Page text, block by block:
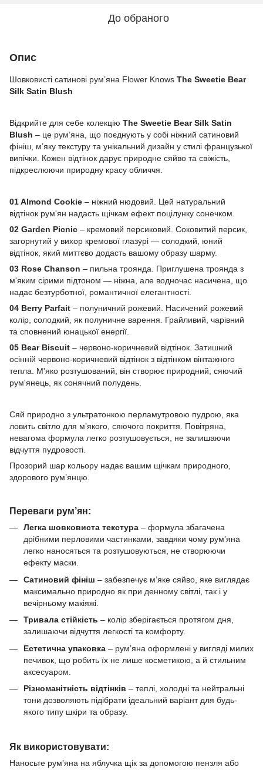
До обраного
Опис
Шовковисті сатинові рум’яна Flower Knows The Sweetie Bear
Silk Satin Blush
Відкрийте для себе колекцію The Sweetie Bear Silk Satin
Blush – це рум’яна, що поєднують у собі ніжний сатиновий
фініш, м’яку текстуру та унікальний дизайн у стилі французької
випічки. Кожен відтінок дарує природне сяйво та свіжість,
підкреслюючи природну красу обличчя.
01 Almond Cookie – ніжний нюдовий. Цей натуральний
відтінок рум'ян надасть щічкам ефект поцілунку сонечком.
02 Garden Picnic – кремовий персиковий. Соковитий персик,
загорнутий у вихор кремової глазурі — солодкий, юний
відтінок, який миттєво додасть вашому образу шарму.
03 Rose Chanson – пильна троянда. Приглушена троянда з
м'яким сірими підтоном — ніжна, але водночас насичена, що
надає безтурботної, романтичної елегантності.
04 Berry Parfait – полуничний рожевий. Насичений рожевий
колір, солодкий, як полуничне варення. Грайливий, чарівний
та сповнений юнацької енергії.
05 Bear Biscuit – червоно-коричневий відтінок. Затишний
осінній червоно-коричневий відтінок з відтінком вінтажного
тепла. М'яко розтушований, він створює природний, сяючий
рум'янець, як сонячний полудень.
Сяй природно з ультратонкою перламутровою пудрою, яка
ловить світло для м’якого, сяючого покриття. Повітряна,
невагома формула легко розтушовується, не залишаючи
відчуття пудровості.
Прозорий шар кольору надає вашим щічкам природного,
здорового рум’янцю.
Переваги рум’ян:
Легка шовковиста текстура – формула збагачена
дрібними перловими частинками, завдяки чому рум’яна
легко наносяться та розтушовуються, не створюючи
ефекту маски.
Сатиновий фініш – забезпечує м’яке сяйво, яке виглядає
максимально природно як при денному світлі, так і у
вечірньому макіяжі.
Тривала стійкість – колір зберігається протягом дня,
залишаючи відчуття легкості та комфорту.
Естетична упаковка – рум’яна оформлені у вигляді милих
печивок, що робить їх не лише косметикою, а й стильним
аксесуаром.
Різноманітність відтінків – теплі, холодні та нейтральні
тони дозволяють підібрати ідеальний варіант для будь-
якого типу шкіри та образу.
Як використовувати:
Наносьте рум’яна на яблучка щік за допомогою пензля або